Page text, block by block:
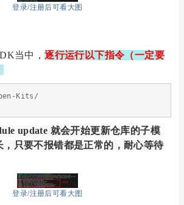
登录/注册后可看大图
当中，逐行运行以下指令（一定要
Kits/
update 就会开始更新仓库的子模
，只要不报错都是正常的，耐心等待
登录/注册后可看大图